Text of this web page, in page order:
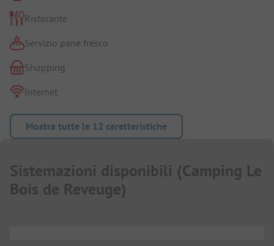
Ristorante
Servizio pane fresco
Shopping
Internet
Mostra tutte le 12 caratteristiche
Sistemazioni disponibili (Camping Le
Bois de Reveuge)